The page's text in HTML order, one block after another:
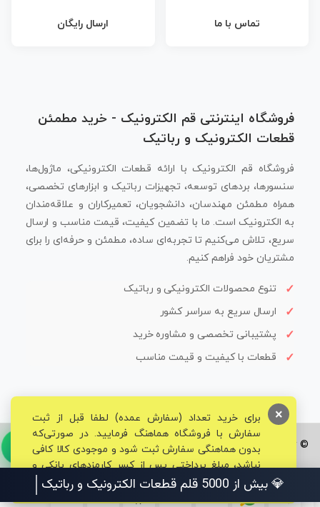
تماس با ما ارسال رایگان
فروشگاه اینترنتی قم الکترونیک - خرید مطمئن
قطعات الکترونیک و رباتیک
فروشگاه قم الکترونیک با ارائه قطعات الکترونیکی، ماژول‌ها،
سنسورها، بردهای توسعه، تجهیزات رباتیک و ابزارهای تخصصی،
همراه مطمئن مهندسان، دانشجویان، تعمیرکاران و علاقه‌مندان
به الکترونیک است. ما با تضمین کیفیت، قیمت مناسب و ارسال
سریع، تلاش می‌کنیم تا تجربه‌ای ساده، مطمئن و حرفه‌ای را برای
مشتریان خود فراهم کنیم.
تنوع محصولات الکترونیکی و رباتیک
ارسال سریع به سراسر کشور
پشتیبانی تخصصی و مشاوره خرید
قطعات با کیفیت و قیمت مناسب
© تمامی حقوق برای فروشگاه تخصصی قم الکترونیک محفوظ می‌باشد.
برای خرید تعداد (سفارش عمده) لطفا قبل از ثبت
سفارش با فروشگاه هماهنگ فرمایید. در صورتی‌که
بدون هماهنگی سفارش ثبت شود و موجودی کالا کافی
نباشد، مبلغ پرداختی پس از کسر کارمزدهای بانکی و
مالیاتی به حساب شما بازگشت داده خواهد شد.
×
💎 بیش از 5000 قلم قطعات الکترونیک و رباتیک